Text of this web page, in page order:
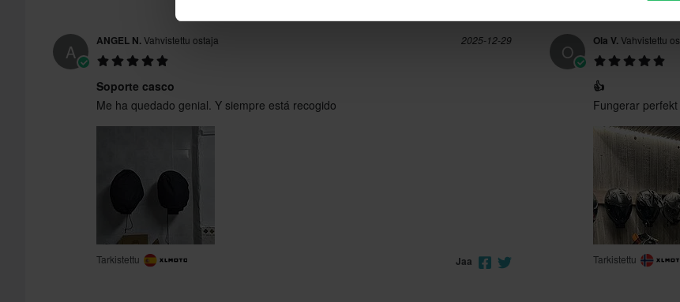
A ANGEL N.Vahvistettu ostaja 2025-12-29
Soporte casco
Me ha quedado genial. Y siempre está recogido
Tarkistettu Jaa
O Ola V. Vahvistettu
👍
Fungerar
Tarkistettu